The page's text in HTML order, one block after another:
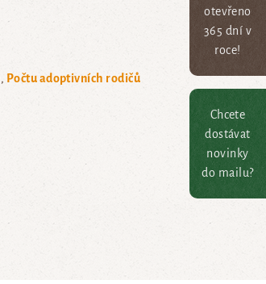
otevřeno
365 dní v
roce!
Chcete
dostávat
novinky
do mailu?
Počtu adoptivních rodičů